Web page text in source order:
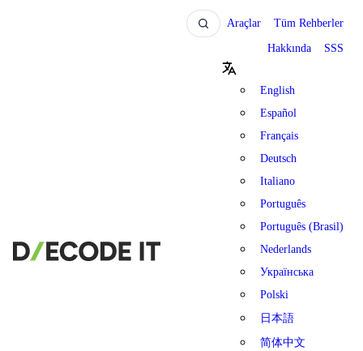
Araçlar Tüm Rehberler
Hakkında SSS
English
Español
Français
Deutsch
Italiano
Português
Português (Brasil)
Nederlands
Українська
Polski
日本語
简体中文